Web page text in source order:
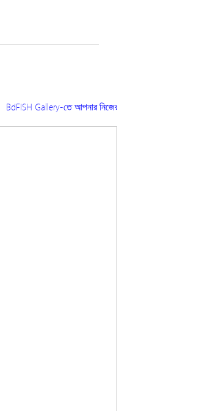
BdFISH Gallery-তে আপনার নিজের তোলা ছবি প্রকাশ করতে চাইলে